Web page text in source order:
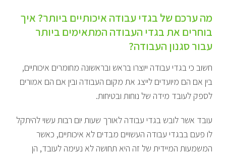
מה ערכם של בגדי עבודה איכותיים ביותר? איך
בוחרים את בגדי העבודה המתאימים ביותר
עבור סגנון העבודה?
חשוב כי בגדי עבודה ייוצרו בראש ובראשונה מחומרים איכותיים,
בין אם הם מיועדים לייצג את מקום העבודה ובין אם הם אמורים
לספק לעובד מידה של נוחות ובטיחות.
עובד אשר לובש בגדי עבודה לאורך שעות יום רבות עשוי להיתקל
לו פעם בבגדי עבודה העשויים מבדים לא איכותיים, כאשר
המשמעות המיידית של זה היא תחושה לא נעימה לעובד, הן